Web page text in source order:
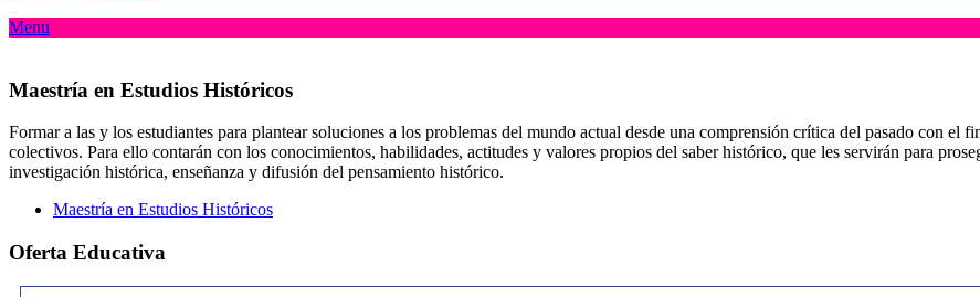
Menu
Maestría en Estudios Históricos
Formar a las y los estudiantes para plantear soluciones a los problemas del mundo actual desde una comprensión crítica del pasado con el
colectivos. Para ello contarán con los conocimientos, habilidades, actitudes y valores propios del saber histórico, que les servirán para
investigación histórica, enseñanza y difusión del pensamiento histórico.
Maestría en Estudios Históricos
Oferta Educativa